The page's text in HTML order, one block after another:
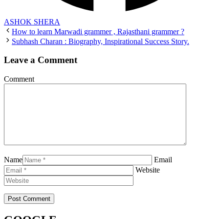
ASHOK SHERA
How to learn Marwadi grammer , Rajasthani grammer ?
Subhash Charan : Biography, Inspirational Success Story.
Leave a Comment
Comment
Name
Email
Website